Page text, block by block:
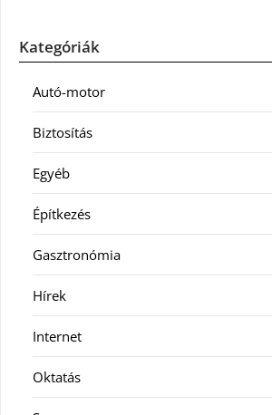
Kategóriák
Autó-motor
Biztosítás
Egyéb
Építkezés
Gasztronómia
Hírek
Internet
Oktatás